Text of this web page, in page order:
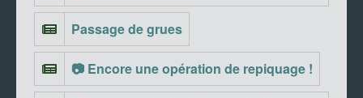
Passage de grues
📷 Encore une opération de repiquage !